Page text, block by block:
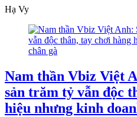
Hạ Vy
Nam thần Vbiz Việt
sản trăm tỷ vẫn độc
hiệu nhưng kinh